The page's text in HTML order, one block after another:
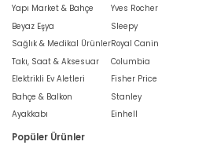
Yapı Market & Bahçe
Beyaz Eşya
Sağlık & Medikal Ürünler
Takı, Saat & Aksesuar
Elektrikli Ev Aletleri
Bahçe & Balkon
Ayakkabı
Yves Rocher
Sleepy
Royal Canin
Columbia
Fisher Price
Stanley
Einhell
Popüler Ürünler